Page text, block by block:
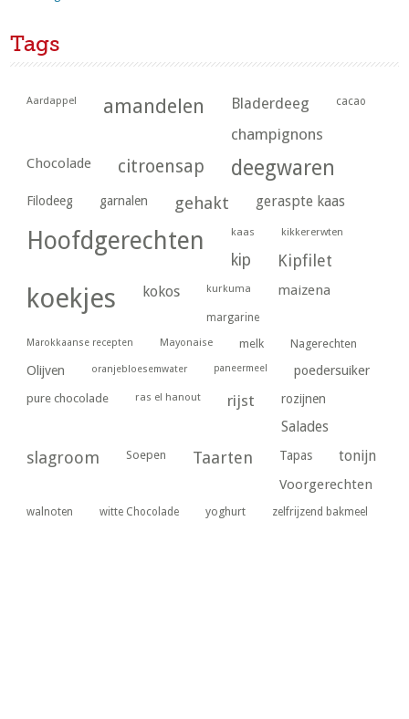
Tags
Aardappel amandelen Bladerdeeg cacao
champignons
Chocolade citroensap deegwaren
Filodeeg garnalen gehakt geraspte kaas
Hoofdgerechten kaas kikkererwten
kip Kipfilet
koekjes kokos kurkuma maizena
margarine
Marokkaanse recepten Mayonaise melk Nagerechten
Olijven oranjebloesemwater paneermeel poedersuiker
pure chocolade ras el hanout rijst rozijnen
Salades
slagroom Soepen Taarten Tapas tonijn
Voorgerechten
walnoten witte Chocolade yoghurt zelfrijzend bakmeel